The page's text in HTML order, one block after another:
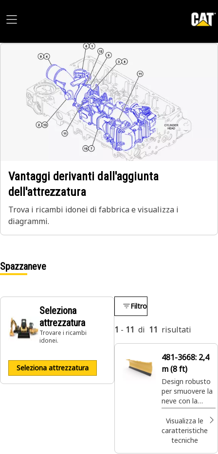
Vantaggi derivanti dall'aggiunta
dell'attrezzatura
Trova i ricambi idonei di fabbrica e visualizza i
diagrammi.
Spazzaneve
Seleziona
attrezzatura
Trovare i ricambi
idonei.
Seleziona attrezzatura
Filtro
1 - 11 di 11 risultati
481-3668: 2,4
m (8 ft)
Design robusto
per smuovere la
neve con la
massima
efficienza e
potenza.
Visualizza le
caratteristiche
tecniche